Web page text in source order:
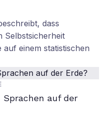
dass
Selbstsicherheit
einem statistischen
Sprachen auf der